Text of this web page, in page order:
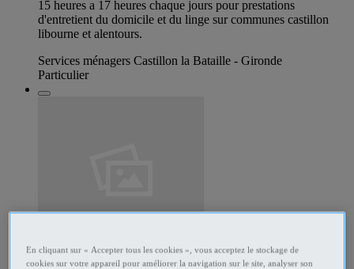
15 heures a 17 heures chaque jours pour prestations
d'entretient du domicile et du linge sur communes castillon
libourne et alentours.
Services ménagers Castillon la Bataille - Gironde
Particulier
186429352
En cliquant sur « Accepter tous les cookies », vous acceptez le stockage de
cookies sur votre appareil pour améliorer la navigation sur le site, analyser son